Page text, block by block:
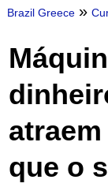
Brazil Greece »
que o